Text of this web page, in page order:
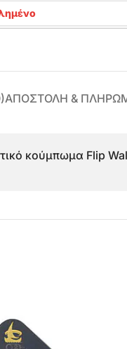
ΑΠΟΣΤΟΛΗ &
κούμπωμα Flip